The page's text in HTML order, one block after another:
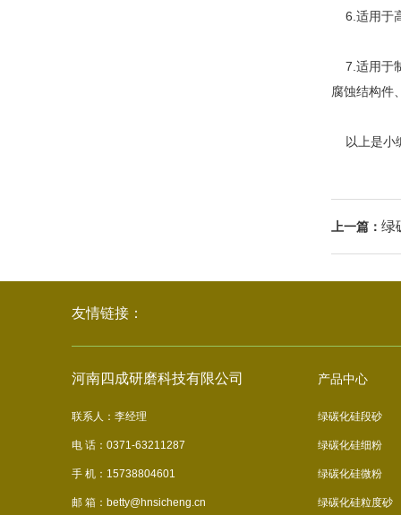
6.适用于
7.适用于
腐蚀结构件
以上是小
上一篇： 绿
友情链接：
河南四成研磨科技有限公司
联系人：李经理
电 话：0371-63211287
手 机：15738804601
邮 箱：betty@hnsicheng.cn
产品中心
绿碳化硅段砂
绿碳化硅细粉
绿碳化硅微粉
绿碳化硅粒度砂